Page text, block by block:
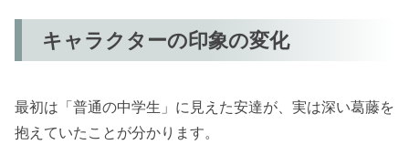
キャラクターの印象の変化
最初は「普通の中学生」に見えた安達が、実は深い葛藤を
抱えていたことが分かります。